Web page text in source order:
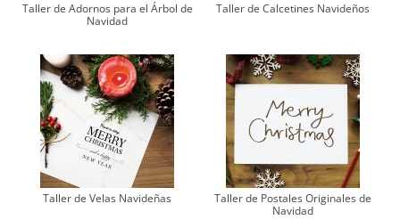
Taller de Adornos para el Árbol de
Navidad
Taller de Calcetines Navideños
Taller de Velas Navideñas
Taller de Postales Originales de
Navidad